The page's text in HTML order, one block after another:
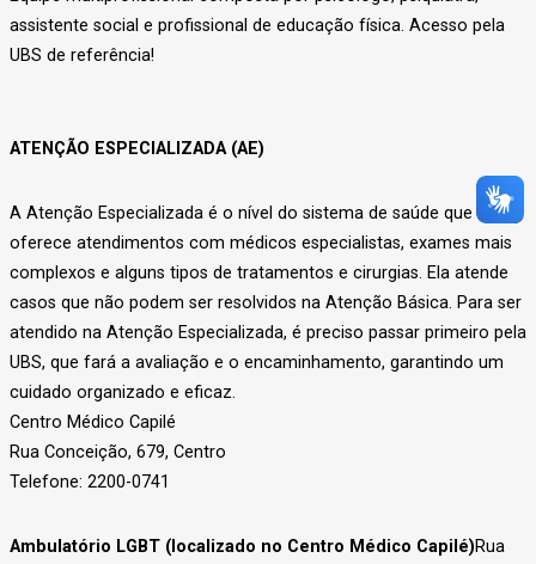
assistente social e profissional de educação física. Acesso pela
UBS de referência!
ATENÇÃO ESPECIALIZADA (AE)
A Atenção Especializada é o nível do sistema de saúde que
oferece atendimentos com médicos especialistas, exames mais
complexos e alguns tipos de tratamentos e cirurgias. Ela atende
casos que não podem ser resolvidos na Atenção Básica. Para ser
atendido na Atenção Especializada, é preciso passar primeiro pela
UBS, que fará a avaliação e o encaminhamento, garantindo um
cuidado organizado e eficaz.
Centro Médico Capilé
Rua Conceição, 679, Centro
Telefone: 2200-0741
Ambulatório LGBT (localizado no Centro Médico Capilé)Rua